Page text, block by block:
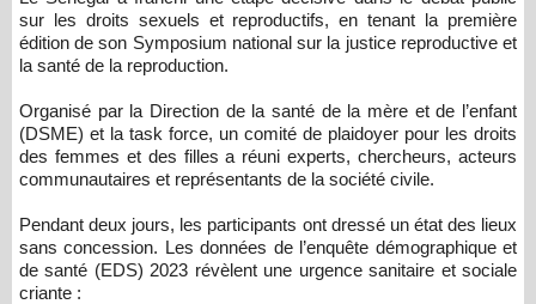
sur les droits sexuels et reproductifs, en tenant la première
édition de son Symposium national sur la justice reproductive et
la santé de la reproduction.
Organisé par la Direction de la santé de la mère et de l’enfant
(DSME) et la task force, un comité de plaidoyer pour les droits
des femmes et des filles a réuni experts, chercheurs, acteurs
communautaires et représentants de la société civile.
Pendant deux jours, les participants ont dressé un état des lieux
sans concession. Les données de l’enquête démographique et
de santé (EDS) 2023 révèlent une urgence sanitaire et sociale
criante :